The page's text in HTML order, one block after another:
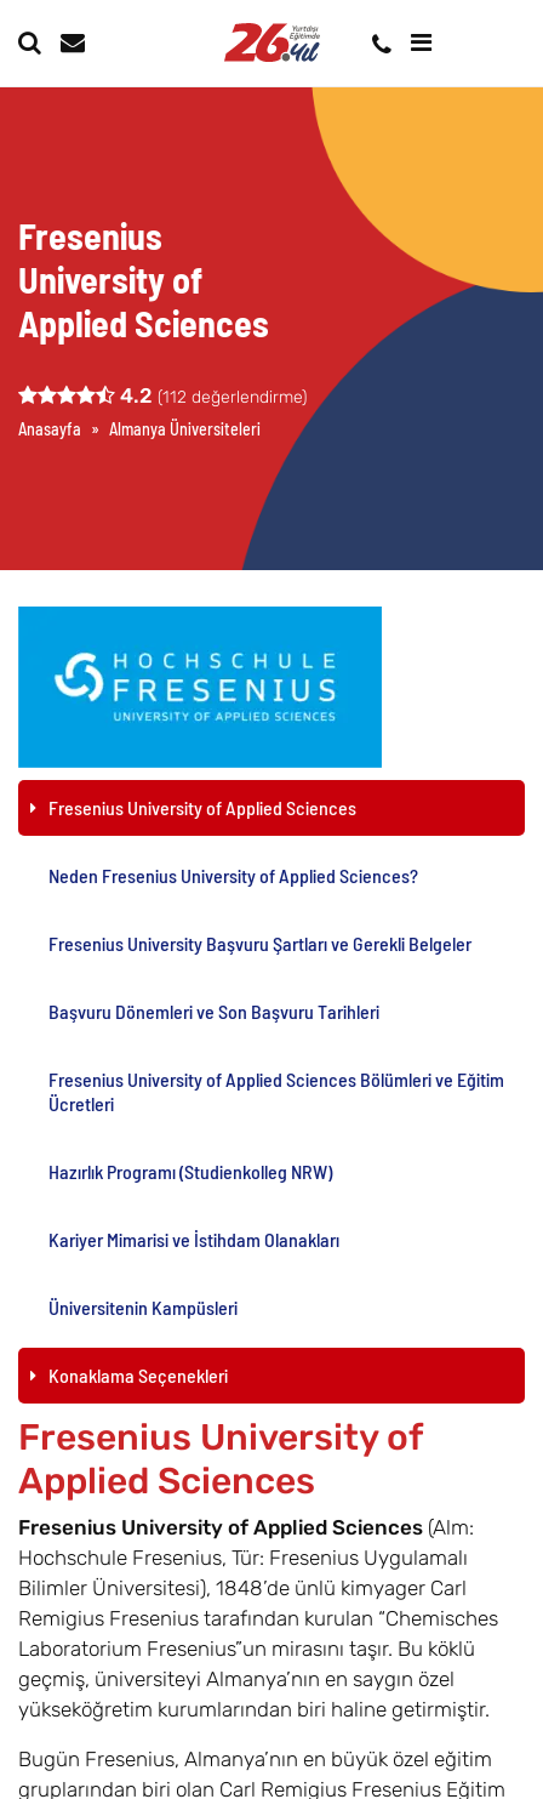
Fresenius
University of
Applied Sciences
4.2 (112 değerlendirme)
Anasayfa » Almanya Üniversiteleri Fresenius University of Applied
Fresenius University of Applied Sciences
Neden Fresenius University of Applied Sciences?
Fresenius University Başvuru Şartları ve Gerekli Belgeler
Başvuru Dönemleri ve Son Başvuru Tarihleri
Fresenius University of Applied Sciences Bölümleri ve Eğitim
Ücretleri
Hazırlık Programı (Studienkolleg NRW)
Kariyer Mimarisi ve İstihdam Olanakları
Üniversitenin Kampüsleri
Konaklama Seçenekleri
Fresenius University of
Applied Sciences
Fresenius University of Applied Sciences (Alm:
Hochschule Fresenius, Tür: Fresenius Uygulamalı
Bilimler Üniversitesi), 1848’de ünlü kimyager Carl
Remigius Fresenius tarafından kurulan “Chemisches
Laboratorium Fresenius”un mirasını taşır. Bu köklü
geçmiş, üniversiteyi Almanya’nın en saygın özel
yükseköğretim kurumlarından biri haline getirmiştir.
Bugün Fresenius, Almanya’nın en büyük özel eğitim
gruplarından biri olan Carl Remigius Fresenius Eğitim